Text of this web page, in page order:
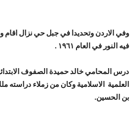
وفي الاردن وتحديدا في جبل حي نزال اقام
فيه النور في العام ١٩٦١ .
درس المحامي خالد حميدة الصفوف
العلمية الاسلامية وكان من زملاء دراسته
بن الحسين.